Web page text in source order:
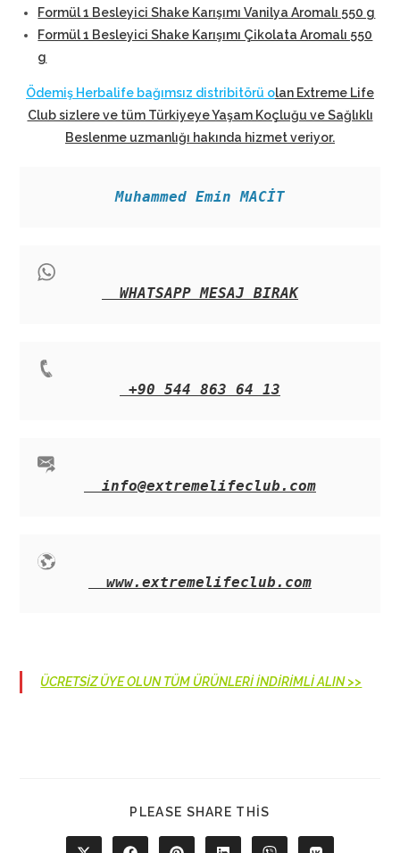
Formül 1 Besleyici Shake Karışımı Vanilya Aromalı 550 g
Formül 1 Besleyici Shake Karışımı Çikolata Aromalı 550
g
Ödemiş Herbalife bağımsız distribitörü olan Extreme Life
Club sizlere ve tüm Türkiyeye Yaşam Koçluğu ve Sağlıklı
Beslenme uzmanlığı hakında hizmet veriyor.
Muhammed Emin MACİT
WHATSAPP MESAJ BIRAK
+90 544 863 64 13
info@extremelifeclub.com
www.extremelifeclub.com
ÜCRETSİZ ÜYE OLUN TÜM ÜRÜNLERİ İNDİRİMLİ ALIN >>
PLEASE SHARE THIS
CONTENT